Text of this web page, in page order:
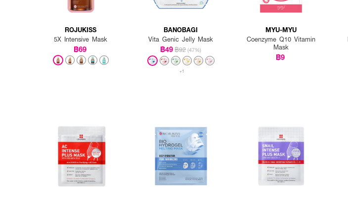
ROJUKISS
5X Intensive Mask
฿69
BANOBAGI
Vita Genic Jelly Mask
฿49฿92 (47%)
+1
MYU-MYU
Coenzyme Q10 Vitamin
Mask
฿9